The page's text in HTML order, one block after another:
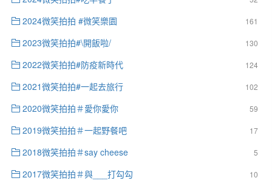
161
2024微笑拍拍 #微笑樂園
130
2023微笑拍拍#\開飯啦/
124
2022微笑拍拍#防疫新時代
102
2021微笑拍拍#一起去旅行
59
2020微笑拍拍＃愛你愛你
17
2019微笑拍拍＃一起野餐吧
5
2018微笑拍拍＃say cheese
10
2017微笑拍拍＃與___打勾勾